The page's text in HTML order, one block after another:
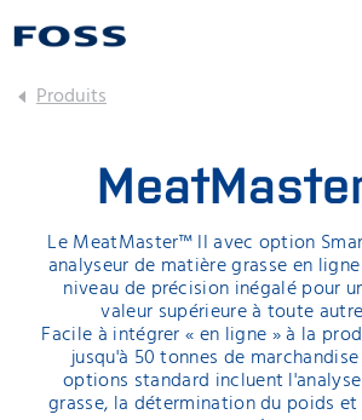
Produits
Le MeatMaster™ II avec option
analyseur de matière grasse en
niveau de précision inégalé pour
valeur supérieure à toute
Facile à intégrer « en ligne » à la
jusqu'à 50 tonnes de marchandise
options standard incluent
grasse, la détermination du poids